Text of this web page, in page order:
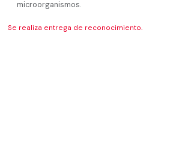
microorganismos.
Se realiza entrega de reconocimiento.